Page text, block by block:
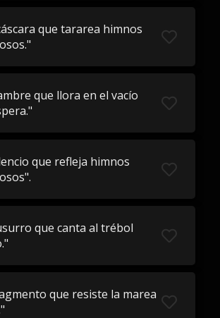
que tararea himnos
que llora en el vacío
que refleja himnos
que canta al trébol
que resiste la marea